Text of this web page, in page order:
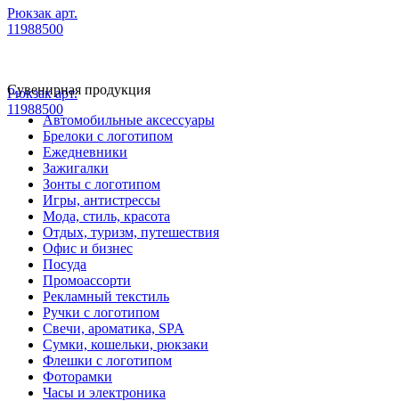
Рюкзак арт.
11988500
Рюкзак арт.
11988500
Сувенирная продукция
Автомобильные аксессуары
Брелоки с логотипом
Ежедневники
Зажигалки
Зонты с логотипом
Игры, антистрессы
Мода, стиль, красота
Отдых, туризм, путешествия
Офис и бизнес
Посуда
Промоассорти
Рекламный текстиль
Ручки с логотипом
Свечи, ароматика, SPA
Сумки, кошельки, рюкзаки
Флешки с логотипом
Фоторамки
Часы и электроника